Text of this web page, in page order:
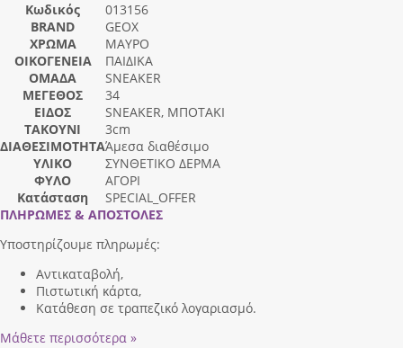
Κωδικός
013156
BRAND
GEOX
ΧΡΩΜΑ
ΜΑΥΡΟ
ΟΙΚΟΓΕΝΕΙΑ
ΠΑΙΔΙΚΑ
ΟΜΑΔΑ
SNEAKER
ΜΕΓΕΘΟΣ
34
ΕΙΔΟΣ
SNEAKER, ΜΠΟΤΑΚΙ
ΤΑΚΟΥΝΙ
3cm
ΔΙΑΘΕΣΙΜΟΤΗΤΑΆμεσα διαθέσιμο
ΥΛΙΚΟ
ΣΥΝΘΕΤΙΚΟ ΔΕΡΜΑ
ΦΥΛΟ
ΑΓΟΡΙ
Κατάσταση
SPECIAL_OFFER
ΠΛΗΡΩΜΕΣ & ΑΠΟΣΤΟΛΕΣ
Υποστηρίζουμε πληρωμές:
Αντικαταβολή,
Πιστωτική κάρτα,
Κατάθεση σε τραπεζικό λογαριασμό.
Μάθετε περισσότερα »